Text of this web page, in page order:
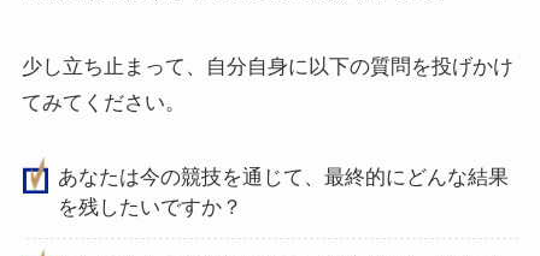
少し立ち止まって、自分自身に以下の質問を投げかけ
てみてください。
あなたは今の競技を通じて、最終的にどんな結果
を残したいですか？